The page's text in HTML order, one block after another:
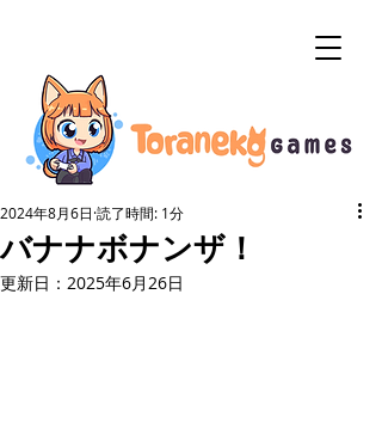
バナナボナンザ！
2024年8月6日 読了時間: 1分
更新日： 2025年6月26日